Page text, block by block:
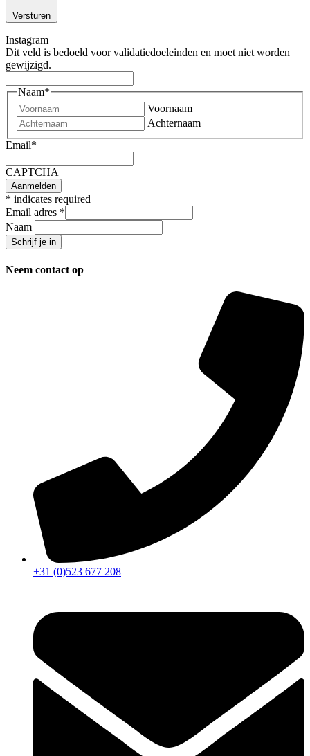
Versturen
Instagram
Dit veld is bedoeld voor validatiedoeleinden en moet niet worden
gewijzigd.
Naam*
Voornaam
Achternaam
Email*
CAPTCHA
* indicates required
Email adres *
Naam
Neem contact op
+31 (0)523 677 208